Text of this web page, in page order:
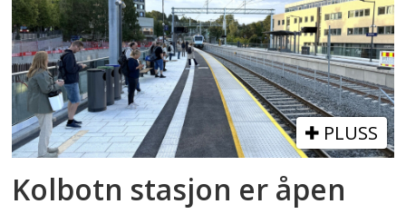
PLUSS
Kolbotn stasjon er åpen